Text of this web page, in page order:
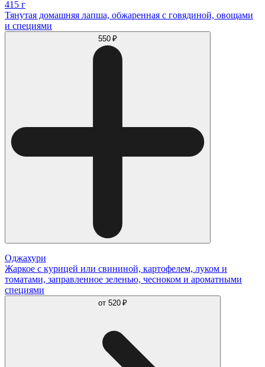
415 г
Тянутая домашняя лапша, обжаренная с говядиной, овощами
и специями
550 ₽
Оджахури
Жаркое с курицей или свининой, картофелем, луком и
томатами, заправленное зеленью, чесноком и ароматными
специями
от 520 ₽